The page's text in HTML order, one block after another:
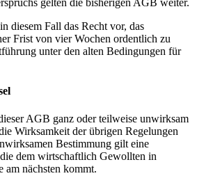
gelten die bisherigen AGB weiter.
diesem Fall das Recht vor, das
Frist von vier Wochen ordentlich zu
unter den alten Bedingungen für
AGB ganz oder teilweise unwirksam
Wirksamkeit der übrigen Regelungen
Bestimmung gilt eine
dem wirtschaftlich Gewollten in
am nächsten kommt.